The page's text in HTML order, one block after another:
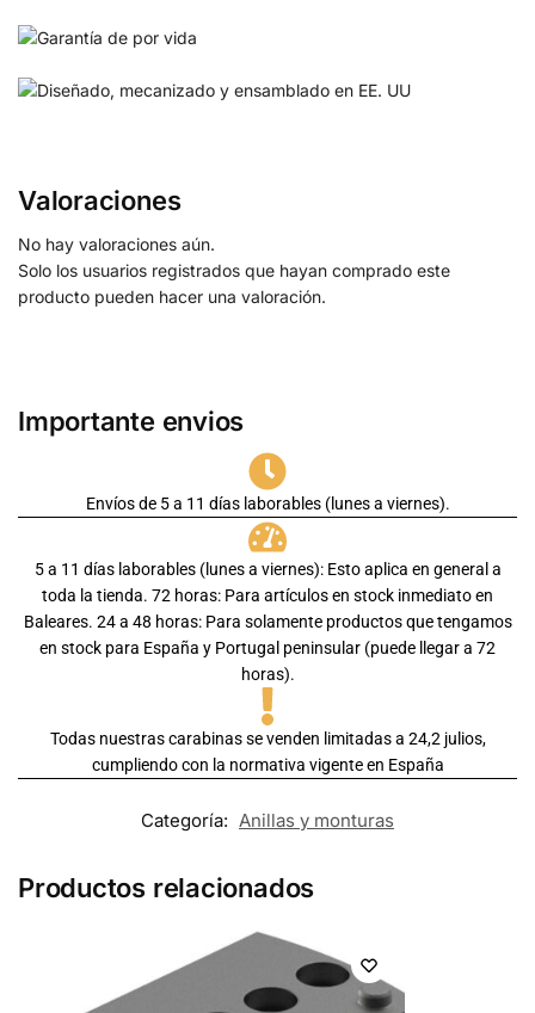
Valoraciones
No hay valoraciones aún.
Solo los usuarios registrados que hayan comprado este
producto pueden hacer una valoración.
Importante envios
Envíos de 5 a 11 días laborables (lunes a viernes).
5 a 11 días laborables (lunes a viernes): Esto aplica en general a
toda la tienda. 72 horas: Para artículos en stock inmediato en
Baleares. 24 a 48 horas: Para solamente productos que tengamos
en stock para España y Portugal peninsular (puede llegar a 72
horas).
Todas nuestras carabinas se venden limitadas a 24,2 julios,
cumpliendo con la normativa vigente en España
Categoría: Anillas y monturas
Productos relacionados